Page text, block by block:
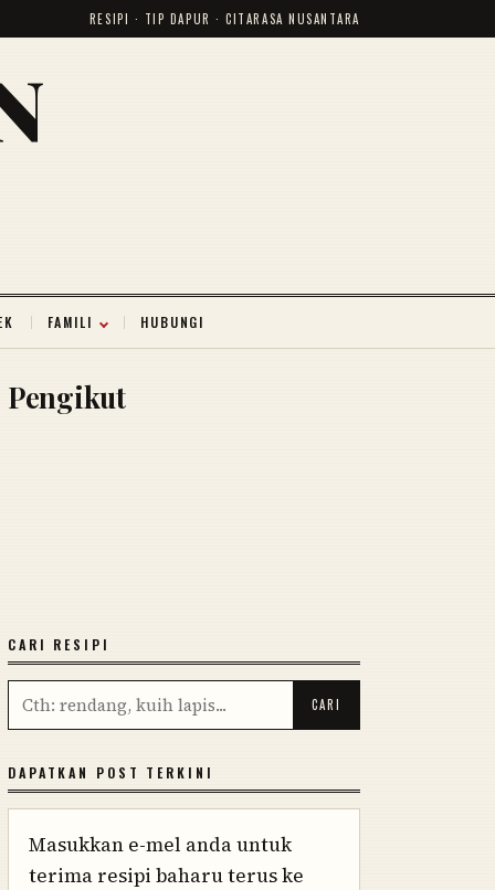
RESIPI · TIP DAPUR · CITARASA NUSANTARA
FAMILI HUBUNGI
Pengikut
CARI RESIPI
DAPATKAN POST TERKINI
Masukkan e-mel anda untuk
terima resipi baharu terus ke